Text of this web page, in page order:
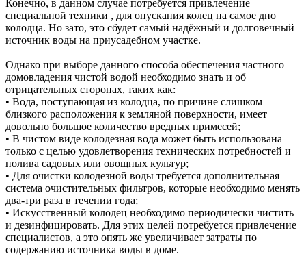
Конечно, в данном случае потребуется привлечение
специальной техники , для опускания колец на самое дно
колодца. Но зато, это сбудет самый надёжный и долговечный
источник воды на приусадебном участке.
Однако при выборе данного способа обеспечения частного
домовладения чистой водой необходимо знать и об
отрицательных сторонах, таких как:
• Вода, поступающая из колодца, по причине слишком
близкого расположения к земляной поверхности, имеет
довольно большое количество вредных примесей;
• В чистом виде колодезная вода может быть использована
только с целью удовлетворения технических потребностей и
полива садовых или овощных культур;
• Для очистки колодезной воды требуется дополнительная
система очистительных фильтров, которые необходимо менять
два-три раза в течении года;
• Искусственный колодец необходимо периодически чистить
и дезинфицировать. Для этих целей потребуется привлечение
специалистов, а это опять же увеличивает затраты по
содержанию источника воды в доме.